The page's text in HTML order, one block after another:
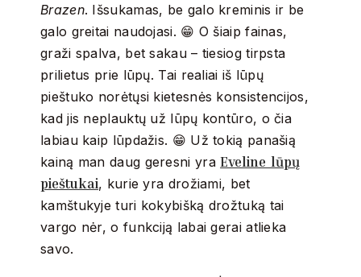
Brazen. Išsukamas, be galo kreminis ir be
galo greitai naudojasi. 😁 O šiaip fainas,
graži spalva, bet sakau – tiesiog tirpsta
prilietus prie lūpų. Tai realiai iš lūpų
pieštuko norėtųsi kietesnės konsistencijos,
kad jis neplauktų už lūpų kontūro, o čia
labiau kaip lūpdažis. 😁 Už tokią panašią
kainą man daug geresni yraEveline lūpų
pieštukai, kurie yra drožiami, bet
kamštukyje turi kokybišką drožtuką tai
vargo nėr, o funkciją labai gerai atlieka
savo.